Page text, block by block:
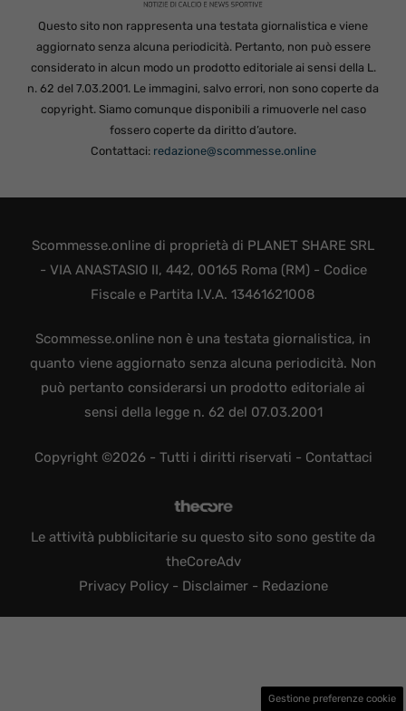
Questo sito non rappresenta una testata giornalistica e viene
aggiornato senza alcuna periodicità. Pertanto, non può essere
considerato in alcun modo un prodotto editoriale ai sensi della L.
n. 62 del 7.03.2001. Le immagini, salvo errori, non sono coperte da
copyright. Siamo comunque disponibili a rimuoverle nel caso
fossero coperte da diritto d’autore.
Contattaci: redazione@scommesse.online
Scommesse.online di proprietà di PLANET SHARE SRL
- VIA ANASTASIO II, 442, 00165 Roma (RM) - Codice
Fiscale e Partita I.V.A. 13461621008
Scommesse.online non è una testata giornalistica, in
quanto viene aggiornato senza alcuna periodicità. Non
può pertanto considerarsi un prodotto editoriale ai
sensi della legge n. 62 del 07.03.2001
Copyright ©2026 - Tutti i diritti riservati - Contattaci
Le attività pubblicitarie su questo sito sono gestite da
theCoreAdv
Privacy Policy- Disclaimer- Redazione
Gestione preferenze cookie